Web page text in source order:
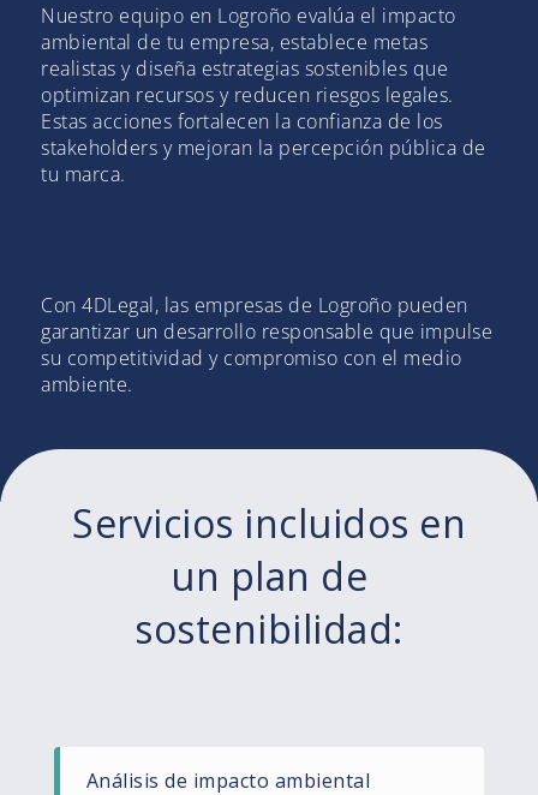
Nuestro equipo en Logroño evalúa el impacto
ambiental de tu empresa, establece metas
realistas y diseña estrategias sostenibles que
optimizan recursos y reducen riesgos legales.
Estas acciones fortalecen la confianza de los
stakeholders y mejoran la percepción pública de
tu marca.
Con 4DLegal, las empresas de Logroño pueden
garantizar un desarrollo responsable que impulse
su competitividad y compromiso con el medio
ambiente.
Servicios incluidos en
un plan de
sostenibilidad:
Análisis de impacto ambiental​